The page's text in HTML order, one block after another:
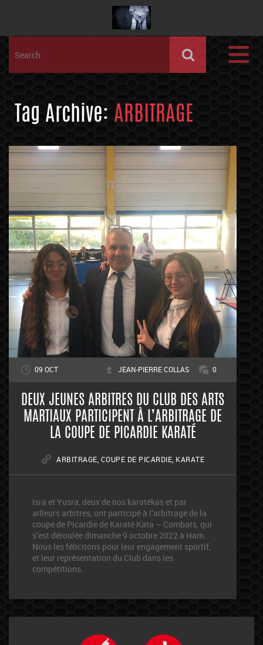
Tag Archive: ARBITRAGE
09 OCT JEAN-PIERRE COLLAS 0
DEUX JEUNES ARBITRES DU CLUB DES ARTS
MARTIAUX PARTICIPENT À L’ARBITRAGE DE
LA COUPE DE PICARDIE KARATÉ
ARBITRAGE COUPE DE PICARDIE KARATE
Isra et Yusra, deux de nos karatékas et par
ailleurs arbitres, ont participé à l’arbitrage de la
coupe de Picardie de Karaté Kata – Combats, qui
s’est déroulée dimanche 9 octobre 2022 à Ham.
Nous les félicitons pour leur engagement sportif,
et leur représentation du Club dans les
compétitions.